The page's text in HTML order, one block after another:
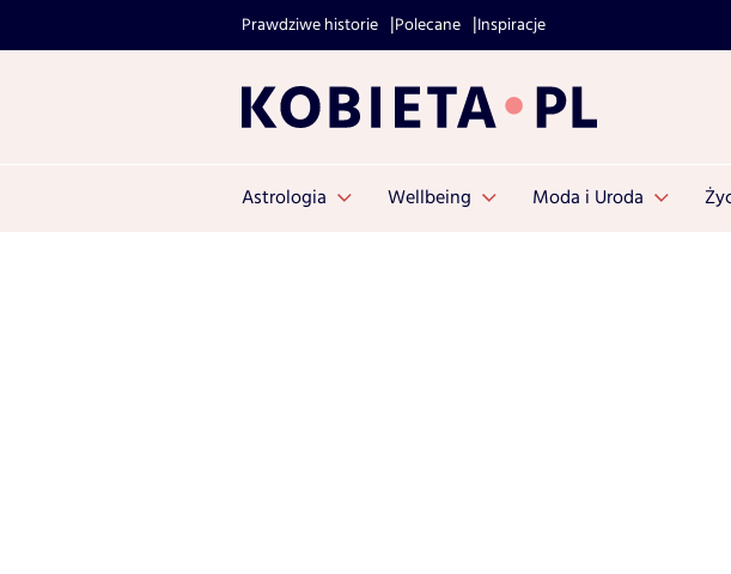
Prawdziwe historie Polecane Inspiracje
Astrologia Wellbeing Moda i Uroda